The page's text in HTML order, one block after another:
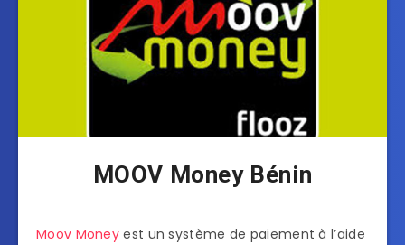
MOOV Money Bénin
Moov Money est un système de paiement à l’aide